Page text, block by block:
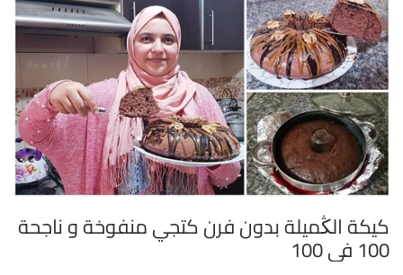
كيكة الڭميلة بدون فرن كتجي منفوخة و ناجحة
100 في 100